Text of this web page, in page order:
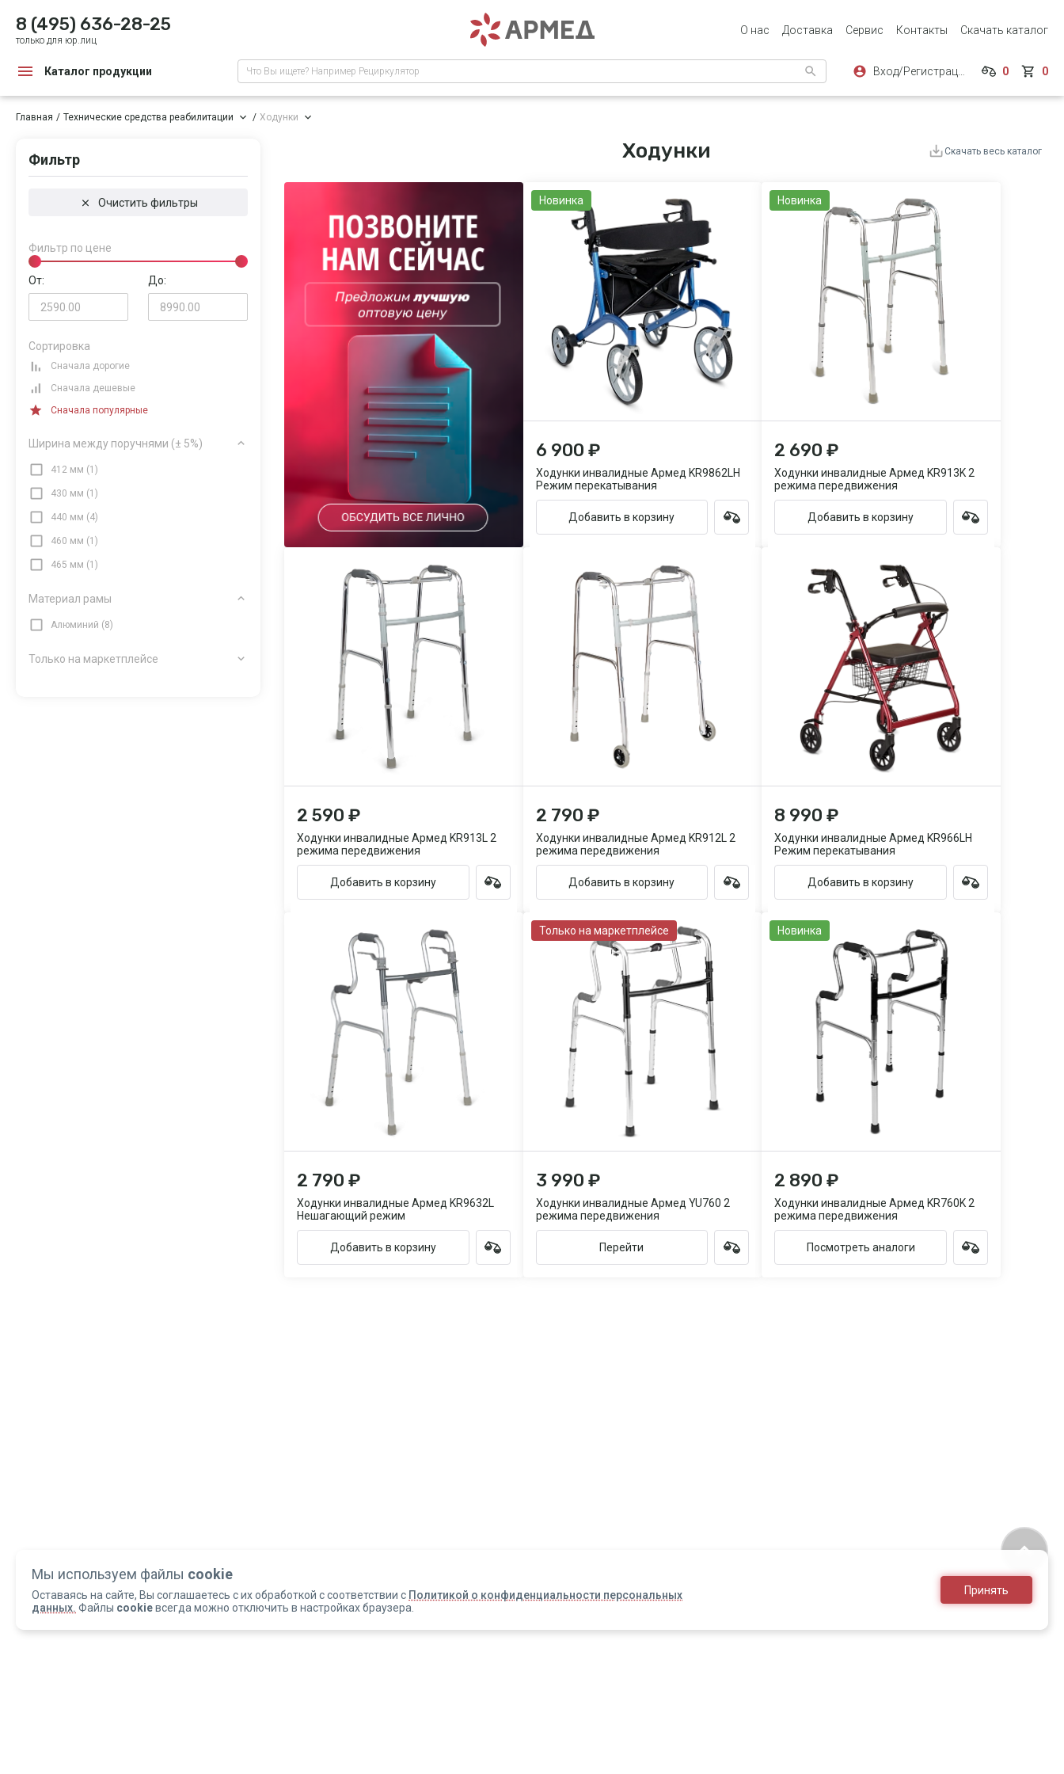
8 (495) 636-28-25
только для юр.лиц
О нас Доставка Сервис Контакты Скачать каталог
Каталог продукции Что Вы ищете? Например Рециркулятор 0 0
Главная Технические средства реабилитации Ходунки
Фильтр
Очистить фильтры
Фильтр по цене
От: До:
Сортировка
Сначала дорогие
Сначала дешевые
Сначала популярные
Ширина между поручнями (± 5%)
412 мм (1)
430 мм (1)
440 мм (4)
460 мм (1)
465 мм (1)
Материал рамы
Алюминий (8)
Только на маркетплейсе
Скачать весь каталог
Ходунки
Новинка
6 900 ₽
Ходунки инвалидные Армед KR9862LH
Режим перекатывания
Добавить в корзину
Новинка
2 690 ₽
Ходунки инвалидные Армед KR913K 2
режима передвижения
Добавить в корзину
2 590 ₽
Ходунки инвалидные Армед KR913L 2
режима передвижения
Добавить в корзину
2 790 ₽
Ходунки инвалидные Армед KR912L 2
режима передвижения
Добавить в корзину
8 990 ₽
Ходунки инвалидные Армед KR966LH
Режим перекатывания
Добавить в корзину
2 790 ₽
Ходунки инвалидные Армед KR9632L
Нешагающий режим
Добавить в корзину
Только на маркетплейсе
3 990 ₽
Ходунки инвалидные Армед YU760 2
режима передвижения
Перейти
Новинка
2 890 ₽
Ходунки инвалидные Армед KR760K 2
режима передвижения
Посмотреть аналоги
Мы используем файлы cookie
Оставаясь на сайте, Вы соглашаетесь с их обработкой с соответствии с Политикой о конфиденциальности персональных
данных. Файлы cookieвсегда можно отключить в настройках браузера.
Принять